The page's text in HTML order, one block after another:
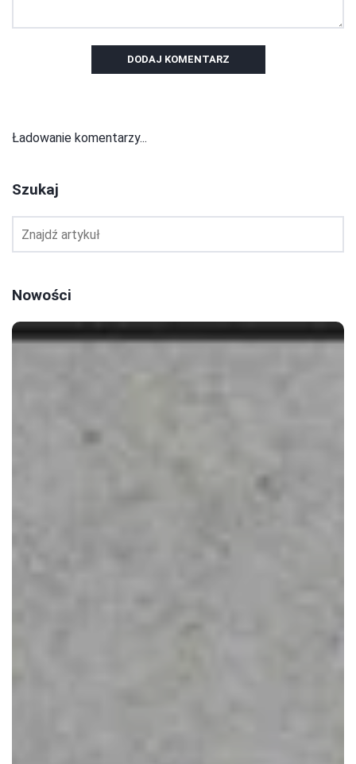
DODAJ KOMENTARZ
Ładowanie komentarzy...
Szukaj
Nowości